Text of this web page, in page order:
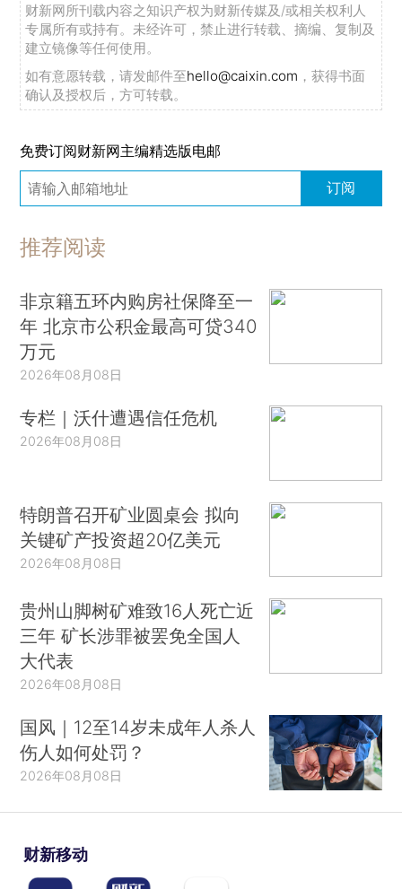
财新网所刊载内容之知识产权为财新传媒及/或相关权利人
专属所有或持有。未经许可，禁止进行转载、摘编、复制及
建立镜像等任何使用。
如有意愿转载，请发邮件至hello@caixin.com ，获得书面
确认及授权后，方可转载。
免费订阅财新网主编精选版电邮
订阅
推荐阅读
非京籍五环内购房社保降至一
年 北京市公积金最高可贷340
万元
2026年08月08日
专栏｜沃什遭遇信任危机
2026年08月08日
特朗普召开矿业圆桌会 拟向
关键矿产投资超20亿美元
2026年08月08日
贵州山脚树矿难致16人死亡近
三年 矿长涉罪被罢免全国人
大代表
2026年08月08日
国风｜12至14岁未成年人杀人
伤人如何处罚？
2026年08月08日
财新移动